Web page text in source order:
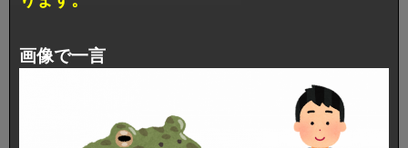
画像で一言